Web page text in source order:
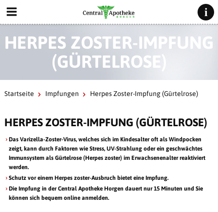
HERPES ZOSTER-IMPFUNG
(GÜRTELROSE)
Startseite Impfungen Herpes Zoster-Impfung (Gürtelrose)
HERPES ZOSTER-IMPFUNG (GÜRTELROSE)
Das Varizella-Zoster-Virus, welches sich im Kindesalter oft als Windpocken
zeigt, kann durch Faktoren wie Stress, UV-Strahlung oder ein geschwächtes
Immunsystem als Gürtelrose (Herpes zoster) im Erwachsenenalter reaktiviert
werden.
Schutz vor einem Herpes zoster-Ausbruch bietet eine Impfung.
Die Impfung in der Central Apotheke Horgen dauert nur 15 Minuten und Sie
können sich bequem online anmelden.